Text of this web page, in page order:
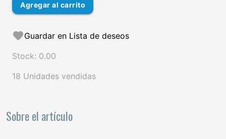
Agregar al carrito
favoriteGuardar en Lista de deseos
Stock: 0.00
18 Unidades vendidas
Sobre el artículo